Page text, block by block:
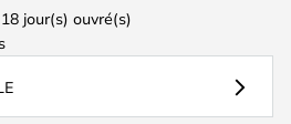
jour(s) ouvré(s)